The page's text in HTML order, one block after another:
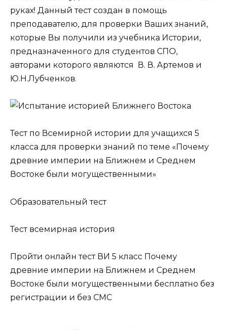
руках! Данный тест создан в помощь
преподавателю, для проверки Ваших знаний,
которые Вы получили из учебника Истории,
предназначенного для студентов СПО,
авторами которого являются В. В. Артемов и
Ю.Н.Лубченков.
Тест по Всемирной истории для учащихся 5
класса для проверки знаний по теме «Почему
древние империи на Ближнем и Среднем
Востоке были могущественными»
Образовательный тест
Тест всемирная история
Пройти онлайн тест ВИ 5 класс Почему
древние империи на Ближнем и Среднем
Востоке были могущественными бесплатно без
регистрации и без СМС